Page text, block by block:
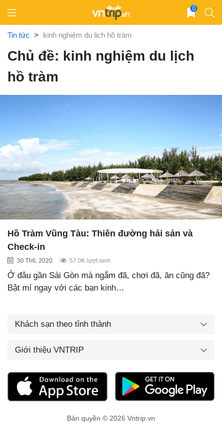
content
0
Tin tức > kinh nghiệm du lịch hồ tràm
Chủ đề: kinh nghiệm du lịch
hồ tràm
Hồ Tràm Vũng Tàu: Thiên đường hải sản và
Check-in
30 Th6, 2020 57.0K lượt xem
Ở đâu gần Sài Gòn mà ngắm đã, chơi đã, ăn cũng đã?
Bật mí ngay với các bạn kinh…
Khách sạn theo tỉnh thành
Giới thiệu VNTRIP
Bản quyền © 2026 Vntrip.vn